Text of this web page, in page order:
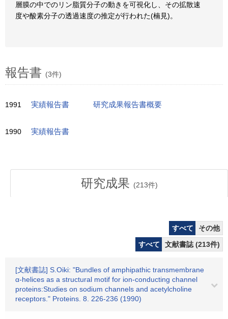
層膜の中でのリン脂質分子の動きを可視化し、その拡散速
度や酸素分子の透過速度の推定が行われた(楠見)。
報告書 (3件)
1991 実績報告書 研究成果報告書概要
1990 実績報告書
研究成果 (213件)
すべて
その他
すべて
文献書誌 (213件)
[文献書誌] S.Oiki: "Bundles of amphipathic transmembrane
α-helices as a structural motif for ion-conducting channel
proteins:Studies on sodium channels and acetylcholine
receptors." Proteins. 8. 226-236 (1990)